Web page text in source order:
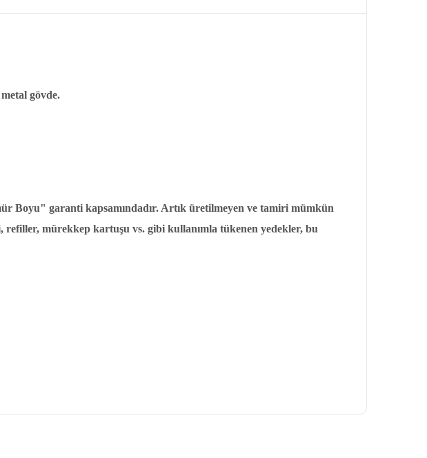
gövde.
Boyu" garanti kapsamındadır. Artık üretilmeyen ve tamiri mümkün
mürekkep kartuşu vs. gibi kullanımla tükenen yedekler, bu